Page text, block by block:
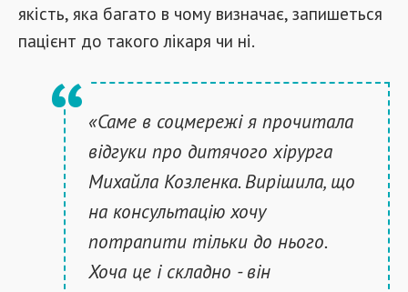
якість, яка багато в чому визначає, запишеться
пацієнт до такого лікаря чи ні.
«Саме в соцмережі я прочитала
відгуки про дитячого хірурга
Михайла Козленка. Вирішила, що
на консультацію хочу
потрапити тільки до нього.
Хоча це і складно - він